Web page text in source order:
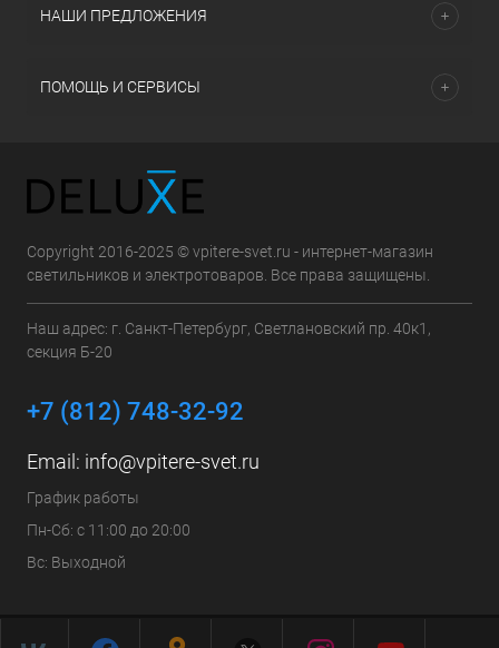
НАШИ ПРЕДЛОЖЕНИЯ
ПОМОЩЬ И СЕРВИСЫ
Copyright 2016-2025 © vpitere-svet.ru - интернет-магазин
светильников и электротоваров. Все права защищены.
Наш адрес: г. Санкт-Петербург, Светлановский пр. 40к1,
секция Б-20
+7 (812) 748-32-92
Email: info@vpitere-svet.ru
График работы
Пн-Сб: с 11:00 до 20:00
Вс: Выходной